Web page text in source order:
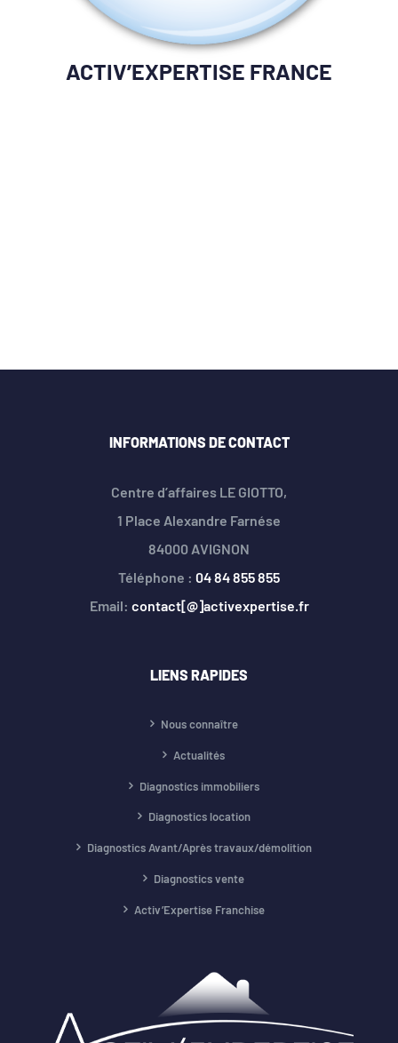
ACTIV’EXPERTISE FRANCE
INFORMATIONS DE CONTACT
Centre d’affaires LE GIOTTO,
1 Place Alexandre Farnése
84000 AVIGNON
Téléphone : 04 84 855 855
Email: contact[@]activexpertise.fr
LIENS RAPIDES
Nous connaître
Actualités
Diagnostics immobiliers
Diagnostics location
Diagnostics Avant/Après travaux/démolition
Diagnostics vente
Activ’Expertise Franchise